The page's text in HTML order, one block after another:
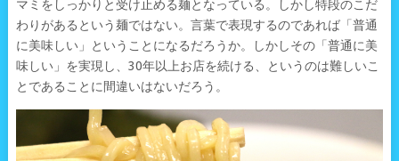
マミをしっかりと受け止める麺となっている。しかし特段のこだ
わりがあるという麺ではない。言葉で表現するのであれば「普通
に美味しい」ということになるだろうか。しかしその「普通に美
味しい」を実現し、30年以上お店を続ける、というのは難しいこ
とであることに間違いはないだろう。